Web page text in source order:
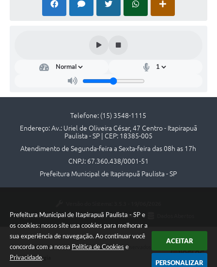
Prefeitura Municipal de Itapirapuã Paulista - SP e
os cookies: nosso site usa cookies para melhorar a
sua experiência de navegação. Ao continuar você
concorda com a nossa Política de Cookies e
Privacidade.
ACEITAR
PERSONALIZAR
Telefone: (15) 3548-1115
Endereço: Av.: Uriel de Oliveira César, 47 Centro - Itapirapuã
Paulista - SP | CEP: 18385-005
Atendimento de Segunda-feira a Sexta-feira das 08h as 17h
CNPJ: 67.360.438/0001-51
Prefeitura Municipal de Itapirapuã Paulista - SP
Portal atualizado em:10/08/2026 16:44
Copyright Instar - 2006-2026. Todos os direitos reservados -
Instar Tecnologia